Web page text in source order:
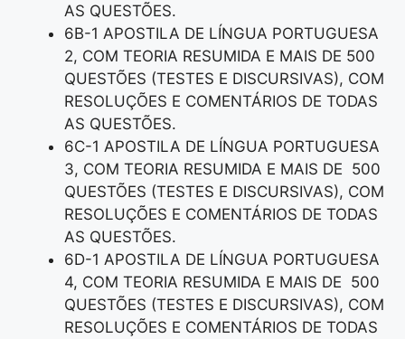
AS QUESTÕES.
6B-1 APOSTILA DE LÍNGUA PORTUGUESA
2, COM TEORIA RESUMIDA E MAIS DE 500
QUESTÕES (TESTES E DISCURSIVAS), COM
RESOLUÇÕES E COMENTÁRIOS DE TODAS
AS QUESTÕES.
6C-1 APOSTILA DE LÍNGUA PORTUGUESA
3, COM TEORIA RESUMIDA E MAIS DE 500
QUESTÕES (TESTES E DISCURSIVAS), COM
RESOLUÇÕES E COMENTÁRIOS DE TODAS
AS QUESTÕES.
6D-1 APOSTILA DE LÍNGUA PORTUGUESA
4, COM TEORIA RESUMIDA E MAIS DE 500
QUESTÕES (TESTES E DISCURSIVAS), COM
RESOLUÇÕES E COMENTÁRIOS DE TODAS